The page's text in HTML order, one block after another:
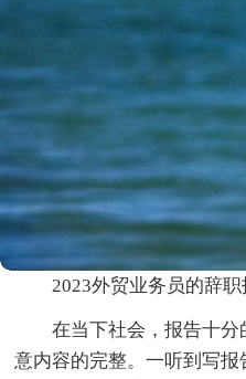
2023外贸业务员的辞
在当下社会，报告十
意内容的完整。一听到写